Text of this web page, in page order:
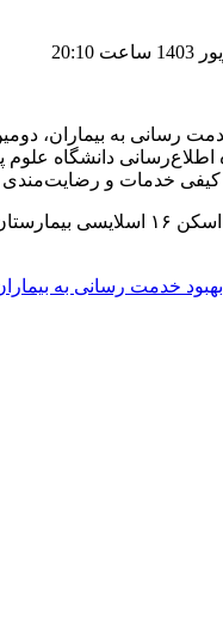
دستگاه سی تی اسکن ۱۶ اسلایس، وارد
کیفی خدمات و رضایت‌مندی
خدمت رسانی به